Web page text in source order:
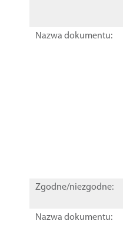
Nazwa dokumentu:
Zgodne/niezgodne:
Nazwa dokumentu: